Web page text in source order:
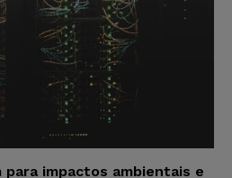
impactos ambientais e